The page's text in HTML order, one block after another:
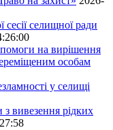
сесії селищної ради
на вирішення
особам
у селищі
вивезення рідких